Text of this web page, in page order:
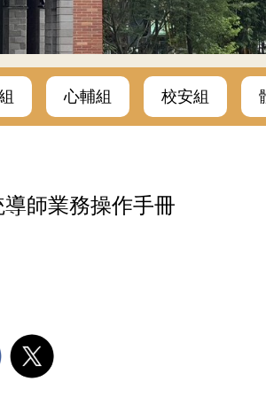
心輔組 校安組
師業務操作手冊